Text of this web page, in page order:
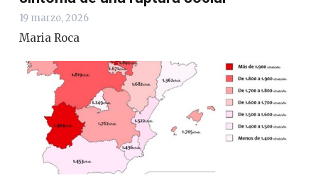
19 marzo, 2026
Maria Roca